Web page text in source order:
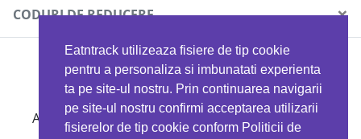
Eatntrack utilizeaza fisiere de tip cookie
pentru a personaliza si imbunatati experienta
ta pe site-ul nostru. Prin continuarea navigarii
pe site-ul nostru confirmi acceptarea utilizarii
fisierelor de tip cookie conform Politicii de
Politica de confidențialitate
CODURI DE REDUCERE ×
MYPROTEIN
Ai 40%reducere la orice comandă folosind codul